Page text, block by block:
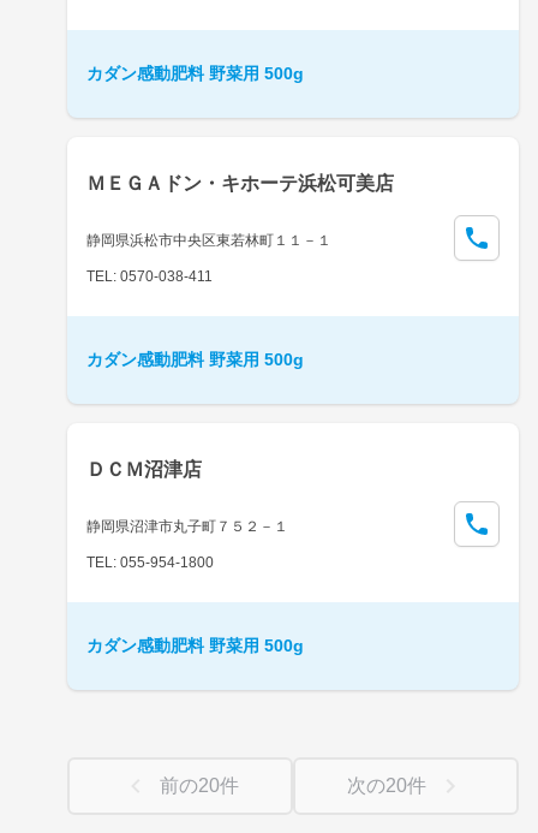
カダン感動肥料 野菜用 500g
ＭＥＧＡドン・キホーテ浜松可美店
静岡県浜松市中央区東若林町１１－１
TEL: 0570-038-411
カダン感動肥料 野菜用 500g
ＤＣＭ沼津店
静岡県沼津市丸子町７５２－１
TEL: 055-954-1800
カダン感動肥料 野菜用 500g
前の20件 次の20件